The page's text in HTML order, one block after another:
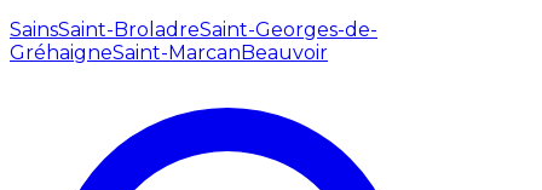
SainsSaint-BroladreSaint-Georges-de-
GréhaigneSaint-MarcanBeauvoir